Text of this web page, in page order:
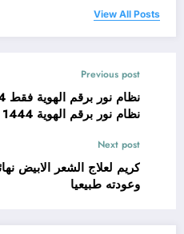
View All Posts
Previous post
نظام نور برقم الهوية 1444
Next post
كريم لعلاج الشعر الابيض
وعودته طبيعيا